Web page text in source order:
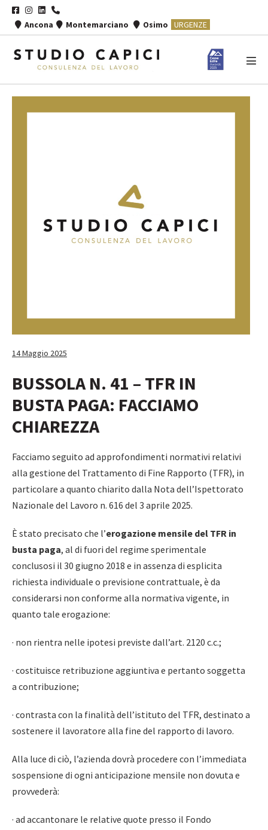
Salta
Ancona Montemarciano Osimo URGENZE
14 Maggio 2025
BUSSOLA N. 41 – TFR IN
BUSTA PAGA: FACCIAMO
CHIAREZZA
Facciamo seguito ad approfondimenti normativi relativi
alla gestione del Trattamento di Fine Rapporto (TFR), in
particolare a quanto chiarito dalla Nota dell’Ispettorato
Nazionale del Lavoro n. 616 del 3 aprile 2025.
È stato precisato che l’erogazione mensile del TFR in
busta paga, al di fuori del regime sperimentale
conclusosi il 30 giugno 2018 e in assenza di esplicita
richiesta individuale o previsione contrattuale, è da
considerarsi non conforme alla normativa vigente, in
quanto tale erogazione:
· non rientra nelle ipotesi previste dall’art. 2120 c.c.;
· costituisce retribuzione aggiuntiva e pertanto soggetta
a contribuzione;
· contrasta con la finalità dell’istituto del TFR, destinato a
sostenere il lavoratore alla fine del rapporto di lavoro.
Alla luce di ciò, l’azienda dovrà procedere con l’immediata
sospensione di ogni anticipazione mensile non dovuta e
provvederà:
· ad accantonare le relative quote presso il Fondo